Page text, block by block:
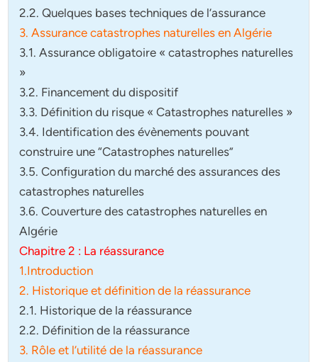
2.2. Quelques bases techniques de l’assurance
3. Assurance catastrophes naturelles en Algérie
3.1. Assurance obligatoire « catastrophes naturelles
»
3.2. Financement du dispositif
3.3. Définition du risque « Catastrophes naturelles »
3.4. Identification des évènements pouvant
construire une “Catastrophes naturelles”
3.5. Configuration du marché des assurances des
catastrophes naturelles
3.6. Couverture des catastrophes naturelles en
Algérie
Chapitre 2 : La réassurance
1.Introduction
2. Historique et définition de la réassurance
2.1. Historique de la réassurance
2.2. Définition de la réassurance
3. Rôle et l’utilité de la réassurance